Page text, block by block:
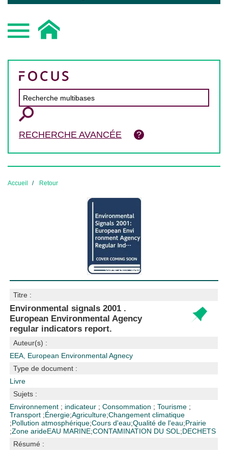
RECHERCHE AVANCÉE
Accueil Retour
Titre :
Environmental signals 2001 .
European Environmental Agency
regular indicators report.
Auteur(s) :
EEA, European Environmental Agnecy
Type de document :
Livre
Sujets :
Environnement ; indicateur ;Consommation ;Tourisme ;
Transport ;Énergie;Agriculture;Changement climatique
;Pollution atmosphérique;Cours d'eau;Qualité de l'eau;Prairie
;Zone arideEAU MARINE;CONTAMINATION DU SOL ;DECHETS
Résumé :